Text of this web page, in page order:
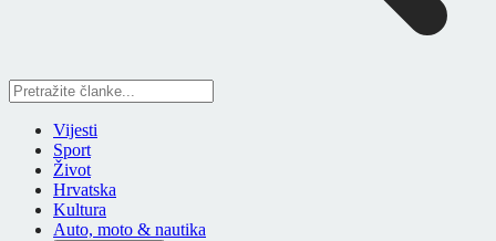
Vijesti
Sport
Život
Hrvatska
Kultura
Auto, moto & nautika